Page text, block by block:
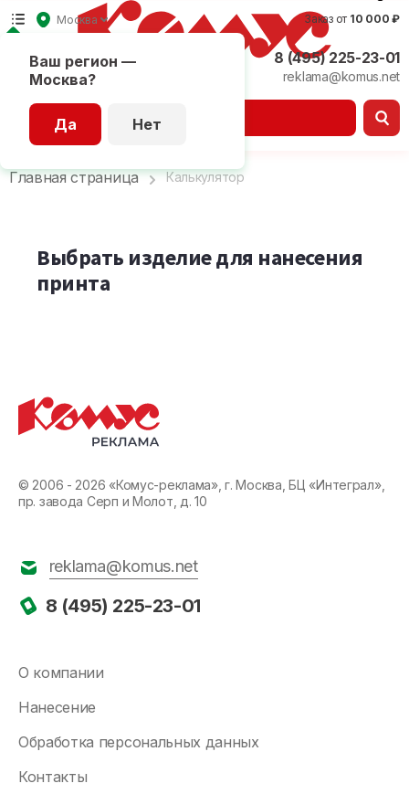
Москва
Ваш регион —
Москва?
Да Нет
Заказ от 10 000 ₽
8 (495) 225-23-01
reklama@komus.net
Главная страница Калькулятор
Выбрать изделие для нанесения
принта
© 2006 - 2026 «Комус-реклама», г. Москва, БЦ «Интеграл»,
пр. завода Серп и Молот, д. 10
reklama@komus.net
8 (495) 225-23-01
О компании
Нанесение
Обработка персональных данных
Контакты